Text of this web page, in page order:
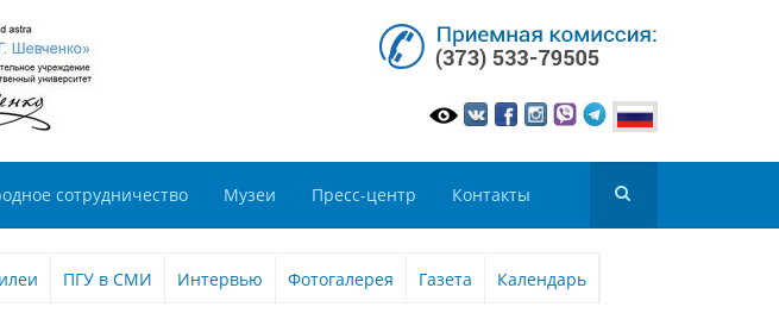
сотрудничество Музеи Пресс-центр Контакты
ПГУ в СМИ Интервью Фотогалерея Газета Календарь